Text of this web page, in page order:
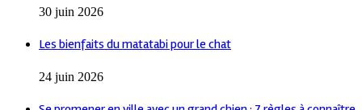
30 juin 2026
Les bienfaits du matatabi pour le chat
24 juin 2026